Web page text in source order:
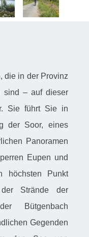
die in der Provinz
sind – auf dieser
Sie führt Sie in
der Soor, eines
Panoramen
Eupen und
höchsten Punkt
Strände der
Bütgenbach
Gegenden